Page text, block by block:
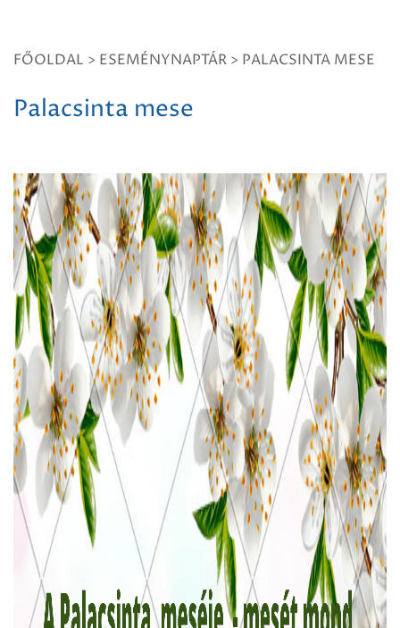
FŐOLDAL > ESEMÉNYNAPTÁR > PALACSINTA MESE
Palacsinta mese